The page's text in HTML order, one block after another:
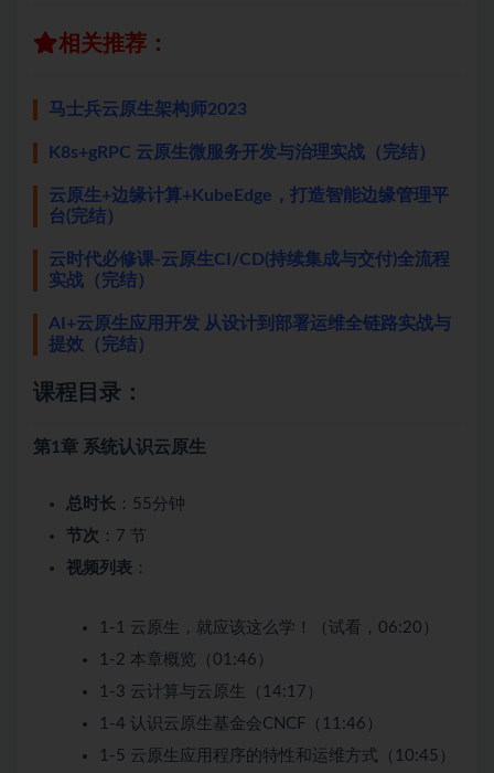
相关推荐：
马士兵云原生架构师2023
K8s+gRPC 云原生微服务开发与治理实战（完结）
云原生+边缘计算+KubeEdge，打造智能边缘管理平
台(完结）
云时代必修课-云原生CI/CD(持续集成与交付)全流程
实战（完结）
AI+云原生应用开发 从设计到部署运维全链路实战与
提效（完结）
课程目录：
第1章 系统认识云原生
总时长 ：55分钟
节次 ：7 节
视频列表 ：
1-1 云原生，就应该这么学！（试看，06:20）
1-2 本章概览（01:46）
1-3 云计算与云原生（14:17）
1-4 认识云原生基金会CNCF（11:46）
1-5 云原生应用程序的特性和运维方式（10:45）